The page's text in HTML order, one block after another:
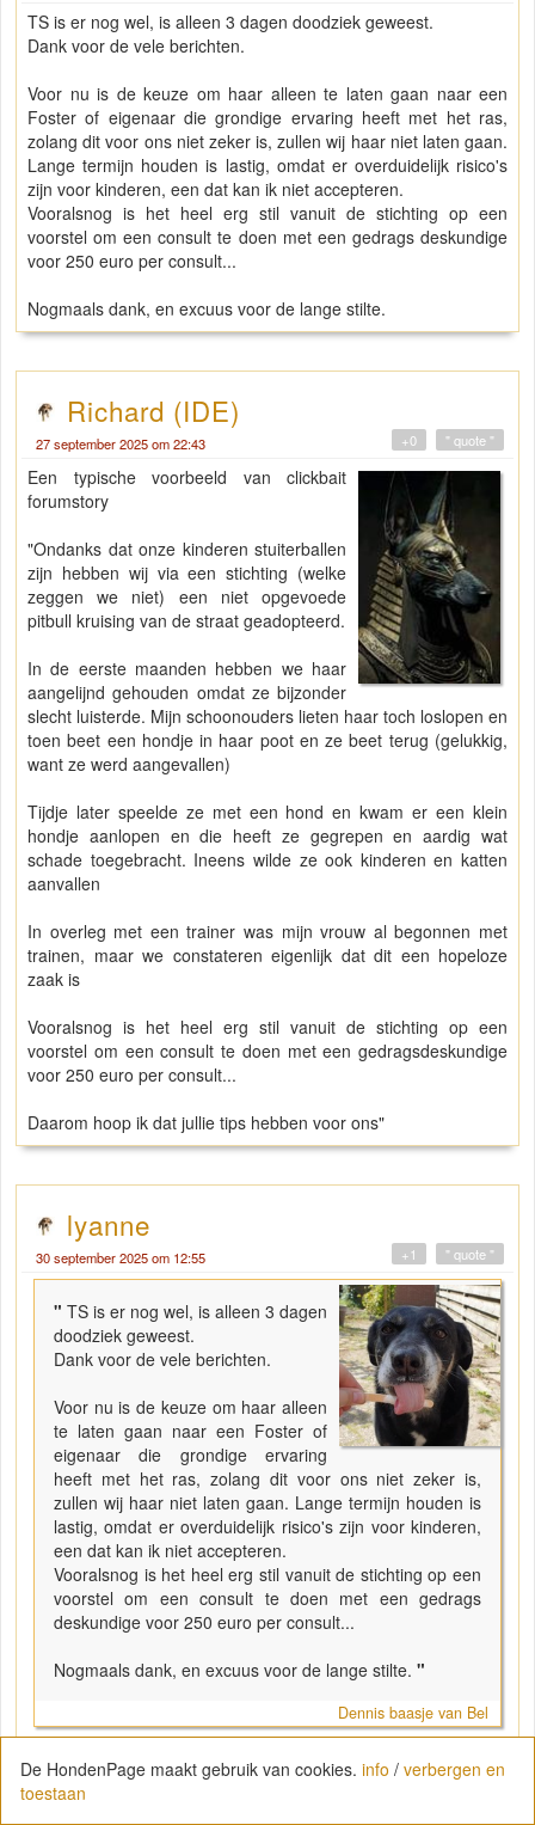
TS is er nog wel, is alleen 3 dagen doodziek geweest.
Dank voor de vele berichten.
Voor nu is de keuze om haar alleen te laten gaan naar een
Foster of eigenaar die grondige ervaring heeft met het ras,
zolang dit voor ons niet zeker is, zullen wij haar niet laten gaan.
Lange termijn houden is lastig, omdat er overduidelijk risico's
zijn voor kinderen, een dat kan ik niet accepteren.
Vooralsnog is het heel erg stil vanuit de stichting op een
voorstel om een consult te doen met een gedrags deskundige
voor 250 euro per consult...
Nogmaals dank, en excuus voor de lange stilte.
Richard (IDE)
27 september 2025 om 22:43 " quote "
+0
Een typische voorbeeld van clickbait
forumstory
"Ondanks dat onze kinderen stuiterballen
zijn hebben wij via een stichting (welke
zeggen we niet) een niet opgevoede
pitbull kruising van de straat geadopteerd.
In de eerste maanden hebben we haar
aangelijnd gehouden omdat ze bijzonder
slecht luisterde. Mijn schoonouders lieten haar toch loslopen en
toen beet een hondje in haar poot en ze beet terug (gelukkig,
want ze werd aangevallen)
Tijdje later speelde ze met een hond en kwam er een klein
hondje aanlopen en die heeft ze gegrepen en aardig wat
schade toegebracht. Ineens wilde ze ook kinderen en katten
aanvallen
In overleg met een trainer was mijn vrouw al begonnen met
trainen, maar we constateren eigenlijk dat dit een hopeloze
zaak is
Vooralsnog is het heel erg stil vanuit de stichting op een
voorstel om een consult te doen met een gedragsdeskundige
voor 250 euro per consult...
Daarom hoop ik dat jullie tips hebben voor ons"
lyanne
30 september 2025 om 12:55 " quote "
+1
"TS is er nog wel, is alleen 3 dagen
doodziek geweest.
Dank voor de vele berichten.
Voor nu is de keuze om haar alleen
te laten gaan naar een Foster of
eigenaar die grondige ervaring
heeft met het ras, zolang dit voor ons niet zeker is,
zullen wij haar niet laten gaan. Lange termijn houden is
lastig, omdat er overduidelijk risico's zijn voor kinderen,
een dat kan ik niet accepteren.
Vooralsnog is het heel erg stil vanuit de stichting op een
voorstel om een consult te doen met een gedrags
deskundige voor 250 euro per consult...
Nogmaals dank, en excuus voor de lange stilte. "
Dennis baasje van Bel
Nu is 250 euro voor een consult ook wel erg aan de prijs..
volgens mij is dat normaliter een stuk goedkoper. De stichting
De HondenPage maakt gebruik van cookies. info / verbergen en
toestaan